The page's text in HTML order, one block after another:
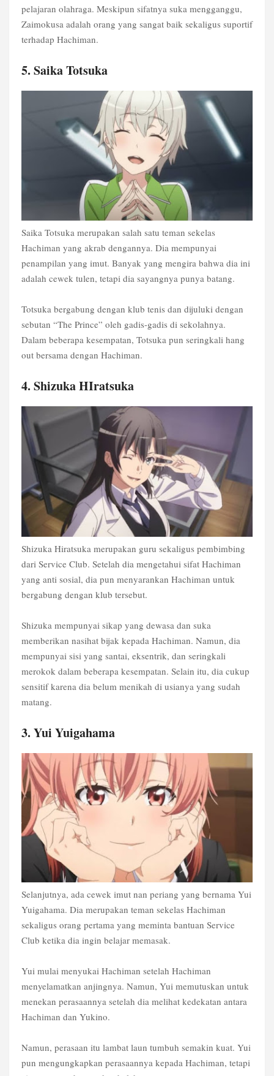
pelajaran olahraga. Meskipun sifatnya suka mengganggu,
Zaimokusa adalah orang yang sangat baik sekaligus suportif
terhadap Hachiman.
5. Saika Totsuka
Saika Totsuka merupakan salah satu teman sekelas
Hachiman yang akrab dengannya. Dia mempunyai
penampilan yang imut. Banyak yang mengira bahwa dia ini
adalah cewek tulen, tetapi dia sayangnya punya batang.
Totsuka bergabung dengan klub tenis dan dijuluki dengan
sebutan “The Prince” oleh gadis-gadis di sekolahnya.
Dalam beberapa kesempatan, Totsuka pun seringkali hang
out bersama dengan Hachiman.
4. Shizuka HIratsuka
Shizuka Hiratsuka merupakan guru sekaligus pembimbing
dari Service Club. Setelah dia mengetahui sifat Hachiman
yang anti sosial, dia pun menyarankan Hachiman untuk
bergabung dengan klub tersebut.
Shizuka mempunyai sikap yang dewasa dan suka
memberikan nasihat bijak kepada Hachiman. Namun, dia
mempunyai sisi yang santai, eksentrik, dan seringkali
merokok dalam beberapa kesempatan. Selain itu, dia cukup
sensitif karena dia belum menikah di usianya yang sudah
matang.
3. Yui Yuigahama
Selanjutnya, ada cewek imut nan periang yang bernama Yui
Yuigahama. Dia merupakan teman sekelas Hachiman
sekaligus orang pertama yang meminta bantuan Service
Club ketika dia ingin belajar memasak.
Yui mulai menyukai Hachiman setelah Hachiman
menyelamatkan anjingnya. Namun, Yui memutuskan untuk
menekan perasaannya setelah dia melihat kedekatan antara
Hachiman dan Yukino.
Namun, perasaan itu lambat laun tumbuh semakin kuat. Yui
pun mengungkapkan perasaannya kepada Hachiman, tetapi